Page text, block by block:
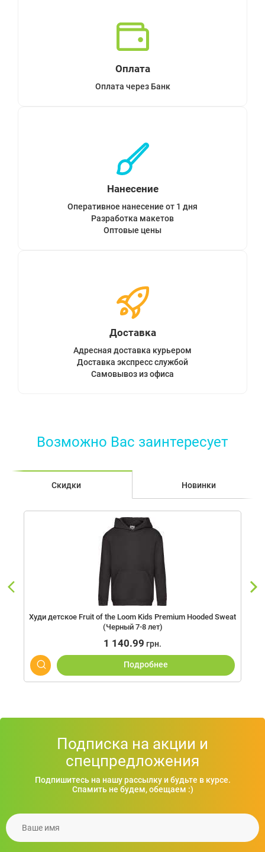
Оплата
Оплата через Банк
Нанесение
Оперативное нанесение от 1 дня
Разработка макетов
Оптовые цены
Доставка
Адресная доставка курьером
Доставка экспресс службой
Самовывоз из офиса
Возможно Вас заинтересует
Скидки Новинки
Худи детское Fruit of the Loom Kids Premium Hooded Sweat
(Черный 7-8 лет)
1 140.99 грн.
Подробнее
Ланч бокс CHAN LUNCHBOX, метал
Подписка на акции и
спецпредложения
Подпишитесь на нашу рассылку и будьте в курсе.
Спамить не будем, обещаем :)